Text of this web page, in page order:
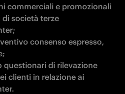
commerciali e promozionali
società terze
consenso espresso,
questionari di rilevazione
clienti in relazione ai